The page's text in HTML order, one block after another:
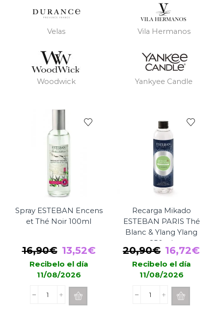
Velas Vila Hermanos
Woodwick Yankyee Candle
Spray ESTEBAN Encens
et Thé Noir 100ml
16,90€ El
precio
original
era:
16,90€.
13,52€El
Recibelo el día
11/08/2026
Spray
ESTEBAN
Recarga Mikado
ESTEBAN PARIS Thé
Blanc & Ylang Ylang
250ml
20,90€ El
precio
original
era:
20,90€.
16,72€El
Recibelo el día
11/08/2026
Recarga
Mikado